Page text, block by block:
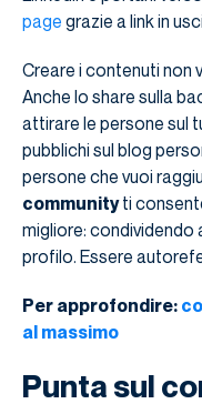
page grazie a link in
Creare i contenuti non
Anche lo share sulla
attirare le persone sul
pubblichi sul blog
persone che vuoi
communityti
migliore: condividendo
profilo. Essere
Per approfondire:
al massimo
Punta sul